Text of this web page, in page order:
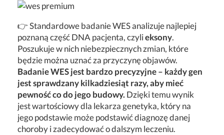
👉 Standardowe badanie WES analizuje najlepiej
poznaną część DNA pacjenta, czylieksony.
Poszukuje w nich niebezpiecznych zmian, które
będzie można uznać za przyczynę objawów.
Badanie WES jest bardzo precyzyjne – każdy gen
jest sprawdzany kilkadziesiąt razy, aby mieć
pewność co do jego budowy. Dzięki temu wynik
jest wartościowy dla lekarza genetyka, który na
jego podstawie może podstawić diagnozę danej
choroby i zadecydować o dalszym leczeniu.